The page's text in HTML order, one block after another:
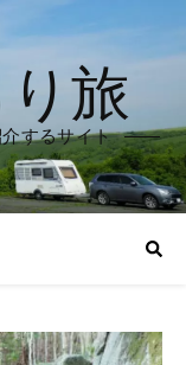
旅
するサイト